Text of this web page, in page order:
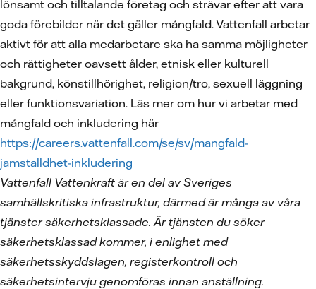
lönsamt och tilltalande företag och strävar efter att vara
goda förebilder när det gäller mångfald. Vattenfall arbetar
aktivt för att alla medarbetare ska ha samma möjligheter
och rättigheter oavsett ålder, etnisk eller kulturell
bakgrund, könstillhörighet, religion/tro, sexuell läggning
eller funktionsvariation. Läs mer om hur vi arbetar med
mångfald och inkludering här
https://careers.vattenfall.com/se/sv/mangfald-
jamstalldhet-inkludering
Vattenfall Vattenkraft är en del av Sveriges
samhällskritiska infrastruktur, därmed är många av våra
tjänster säkerhetsklassade. Är tjänsten du söker
säkerhetsklassad kommer, i enlighet med
säkerhetsskyddslagen, registerkontroll och
säkerhetsintervju genomföras innan anställning.